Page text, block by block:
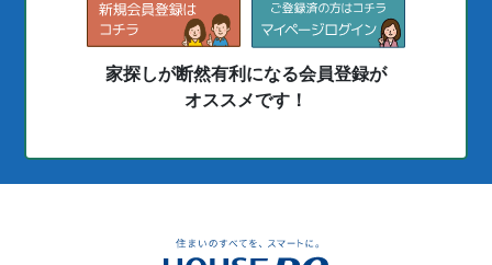
家探しが断然有利になる会員登録が
オススメです！